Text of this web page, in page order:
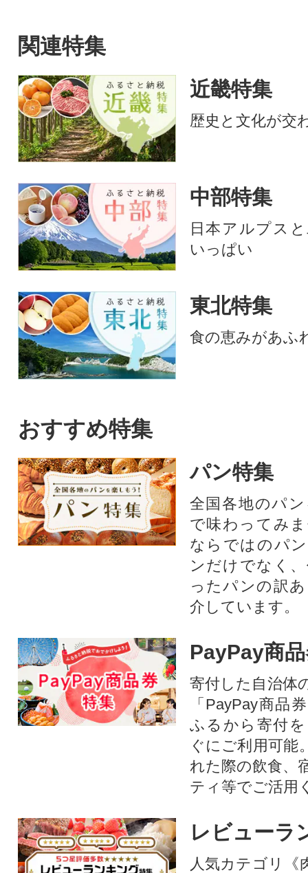
関連特集
近畿特集
歴史と文化が交
中部特集
日本アルプス
いっぱい
東北特集
食の恵みがあふ
おすすめ特集
パン特集
全国各地のパ
で味わってみ
ならではのパ
ンだけでなく
ったパンの訳
介しています。
PayPay商
寄付した自治体
「PayPay商品
ふるから寄付
ぐにご利用可能
れた際の飲食、
ティ等でご活用
レビューラ
人気カテゴリ《